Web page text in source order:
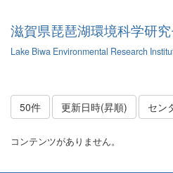
滋賀県琵琶湖環境科学研
Lake Biwa Environmental Research
50件 更新日時(昇順) セン
コンテンツがありません。